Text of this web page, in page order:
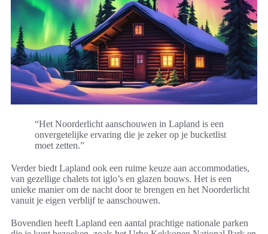
“Het Noorderlicht aanschouwen in Lapland is een
onvergetelijke ervaring die je zeker op je bucketlist
moet zetten.”
Verder biedt Lapland ook een ruime keuze aan accommodaties,
van gezellige chalets tot iglo’s en glazen bouws. Het is een
unieke manier om de nacht door te brengen en het Noorderlicht
vanuit je eigen verblijf te aanschouwen.
Bovendien heeft Lapland een aantal prachtige nationale parken